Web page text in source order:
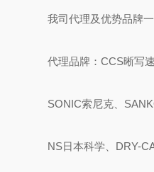
我司代理及优势品牌一
代理品牌：CCS晰写速
SONIC索尼克、
NS日本科学、DRY-